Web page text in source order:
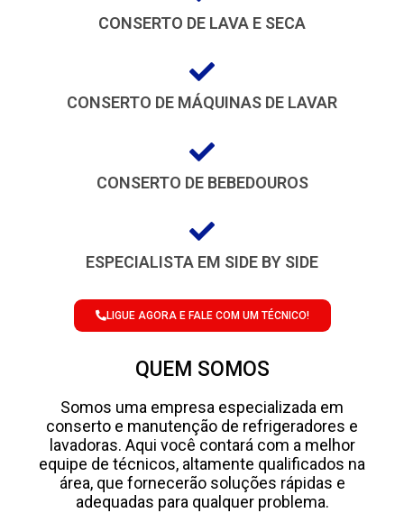
CONSERTO DE LAVA E SECA
CONSERTO DE MÁQUINAS DE LAVAR
CONSERTO DE BEBEDOUROS
ESPECIALISTA EM SIDE BY SIDE
LIGUE AGORA E FALE COM UM TÉCNICO!
QUEM SOMOS
Somos uma empresa especializada em
conserto e manutenção de refrigeradores e
lavadoras. Aqui você contará com a melhor
equipe de técnicos, altamente qualificados na
área, que fornecerão soluções rápidas e
adequadas para qualquer problema.